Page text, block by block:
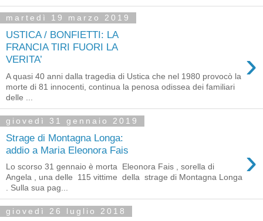
martedì 19 marzo 2019
USTICA / BONFIETTI: LA
FRANCIA TIRI FUORI LA
VERITA’
›
A quasi 40 anni dalla tragedia di Ustica che nel 1980 provocò la
morte di 81 innocenti, continua la penosa odissea dei familiari
delle ...
giovedì 31 gennaio 2019
Strage di Montagna Longa:
addio a Maria Eleonora Fais
›
Lo scorso 31 gennaio è morta Eleonora Fais , sorella di
Angela , una delle 115 vittime della strage di Montagna Longa
. Sulla sua pag...
giovedì 26 luglio 2018